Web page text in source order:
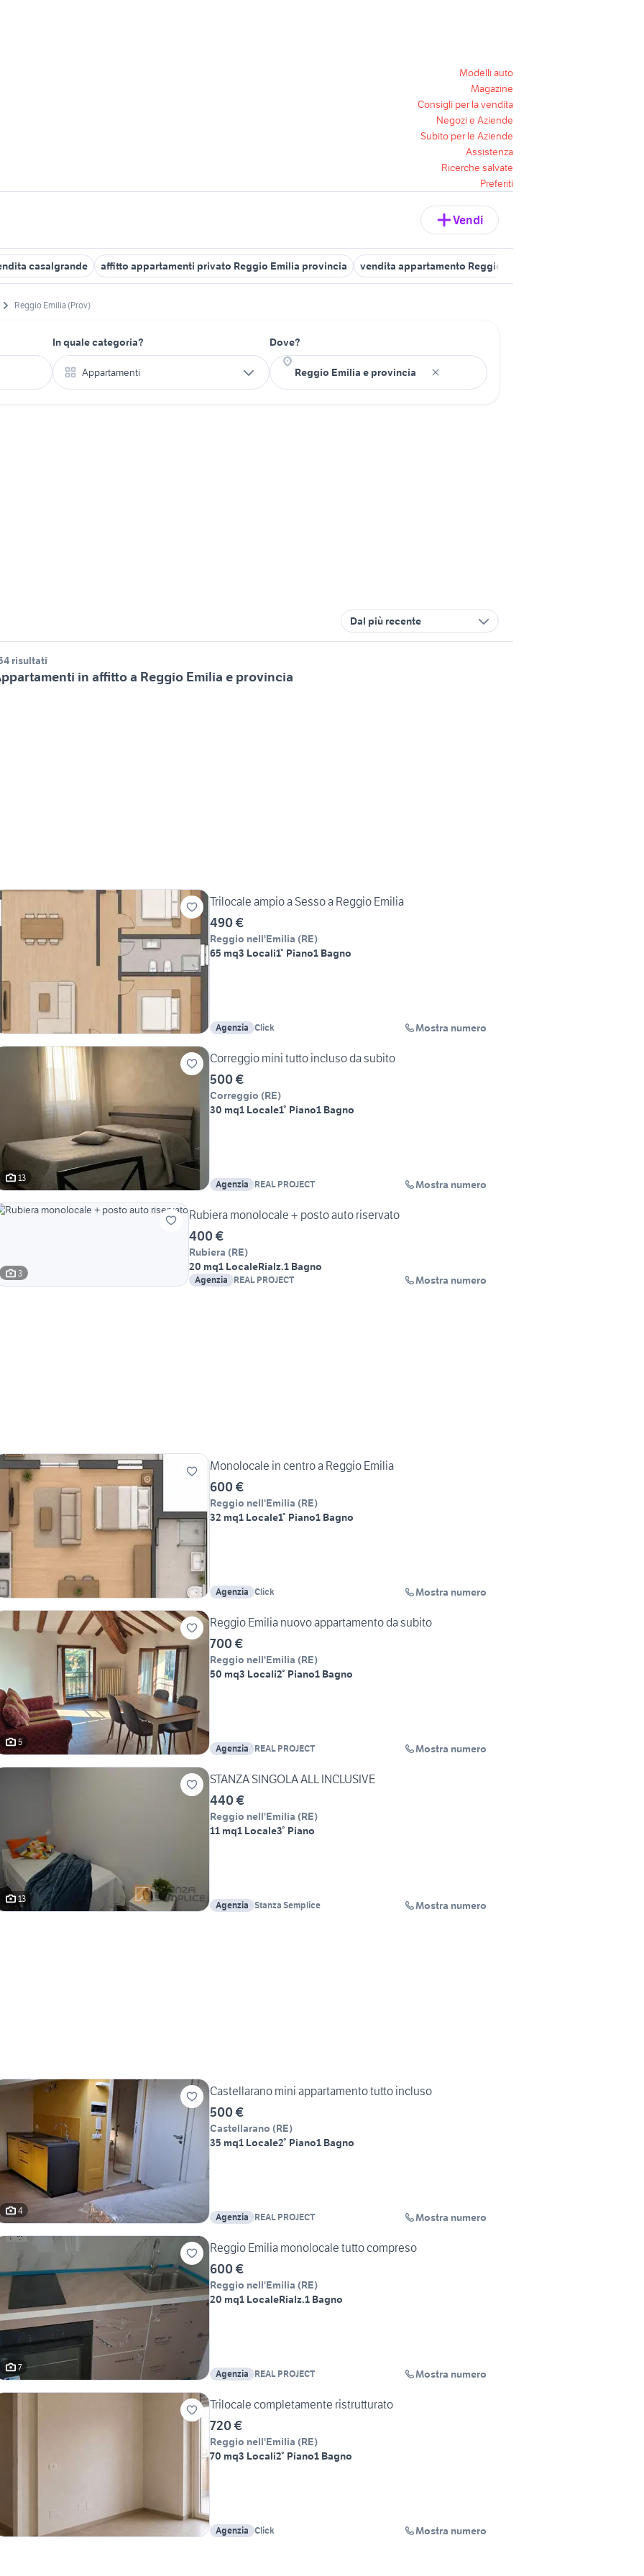
Modelli auto
Magazine
Consigli per la vendita
Negozi e Aziende
Subito per le Aziende
Assistenza
Ricerche salvate
Preferiti
Vendi
casalgrande affitto appartamenti privato Reggio Emilia provincia vendita appartamento Reggio nellEmilia
Reggio Emilia (Prov)
In quale categoria?
Appartamenti
Dove?
Dal più recente
risultati
in affitto a Reggio Emilia e provincia
Trilocale ampio a Sesso a Reggio Emilia
490 €
Reggio nell'Emilia (RE)
65 mq3 Locali1° Piano1 Bagno
Agenzia Click Mostra numero
13
Correggio mini tutto incluso da subito
500 €
Correggio (RE)
30 mq1 Locale1° Piano1 Bagno
Agenzia REAL PROJECT Mostra numero
3
Rubiera monolocale + posto auto riservato
400 €
Rubiera (RE)
20 mq1 LocaleRialz.1 Bagno
Agenzia REAL PROJECT Mostra numero
Monolocale in centro a Reggio Emilia
600 €
Reggio nell'Emilia (RE)
32 mq1 Locale1° Piano1 Bagno
Agenzia Click Mostra numero
5
Reggio Emilia nuovo appartamento da subito
700 €
Reggio nell'Emilia (RE)
50 mq3 Locali2° Piano1 Bagno
Agenzia REAL PROJECT Mostra numero
13
STANZA SINGOLA ALL INCLUSIVE
440 €
Reggio nell'Emilia (RE)
11 mq1 Locale3° Piano
Agenzia Stanza Semplice Mostra numero
4
Castellarano mini appartamento tutto incluso
500 €
Castellarano (RE)
35 mq1 Locale2° Piano1 Bagno
Agenzia REAL PROJECT Mostra numero
7
Reggio Emilia monolocale tutto compreso
600 €
Reggio nell'Emilia (RE)
20 mq1 LocaleRialz.1 Bagno
Agenzia REAL PROJECT Mostra numero
Trilocale completamente ristrutturato
720 €
Reggio nell'Emilia (RE)
70 mq3 Locali2° Piano1 Bagno
Agenzia Click Mostra numero